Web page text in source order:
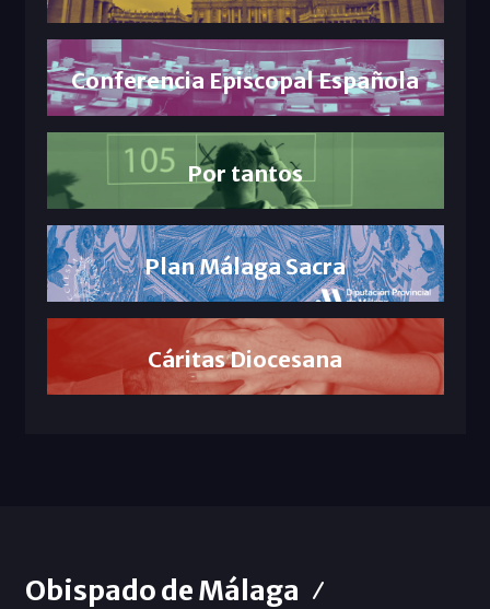
Conferencia Episcopal Española
Por tantos
Plan Málaga Sacra
Cáritas Diocesana
Obispado de Málaga